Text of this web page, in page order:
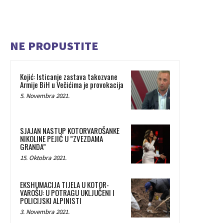
NE PROPUSTITE
Kojić: Isticanje zastava takozvane
Armije BiH u Večićima je provokacija
5. Novembra 2021.
SJAJAN NASTUP KOTORVAROŠANKE
NIKOLINE PEJIĆ U ”ZVEZDAMA
GRANDA”
15. Oktobra 2021.
EKSHUMACIJA TIJELA U KOTOR-
VAROŠU: U POTRAGU UKLJUČENI I
POLICIJSKI ALPINISTI
3. Novembra 2021.